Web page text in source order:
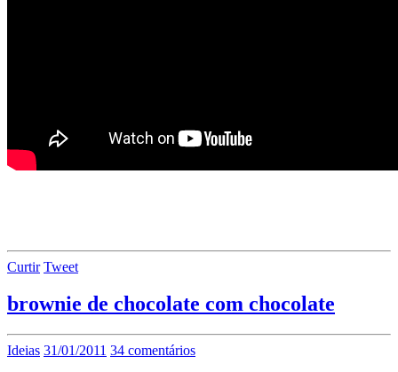
Curtir Tweet
brownie de chocolate com chocolate
Ideias 31/01/2011 34 comentários